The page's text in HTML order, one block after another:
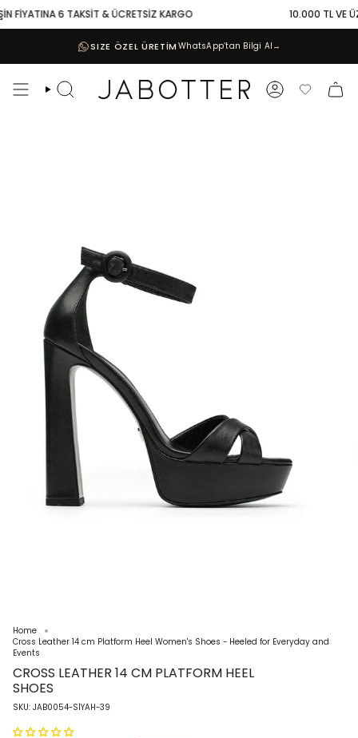
Skip
toFİYATINA 6 TAKSİT & ÜCRETSİZ KARGO 10.000 TL VE
SIZE ÖZEL ÜRETİM WhatsApp’tan Bilgi Al →
Search Account
Home
Cross Leather 14 cm Platform Heel Women's Shoes - Heeled for Everyday and
Events
CROSS LEATHER 14 CM PLATFORM HEEL
SHOES
SKU: JAB0054-SİYAH-39